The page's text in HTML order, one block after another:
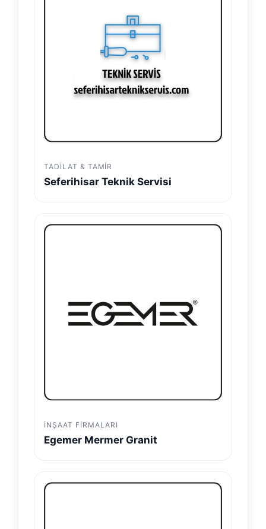
TADILAT & TAMIR
Seferihisar Teknik Servisi
İNŞAAT FIRMALARI
Egemer Mermer Granit